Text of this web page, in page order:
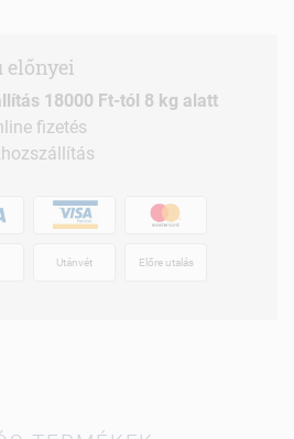
előnyei
18000 Ft-tól 8 kg alatt
fizetés
Utánvét Előre utalás